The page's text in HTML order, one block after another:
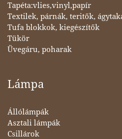
Tapéta:vlies,vinyl,papír
Textilek, párnák, teritők,
Tufa blokkok, kiegészítők
Tükör
Üvegáru, poharak
Lámpa
Állólámpák
Asztali lámpák
Csillárok